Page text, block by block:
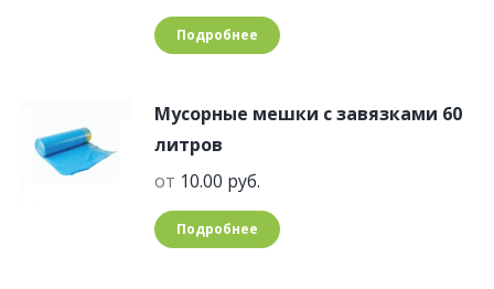
Подробнее
Мусорные мешки с завязками 60
литров
от 10.00 руб.
Подробнее